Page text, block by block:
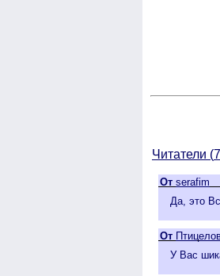
Читатели (
От serafim
Да, это
От
У Вас